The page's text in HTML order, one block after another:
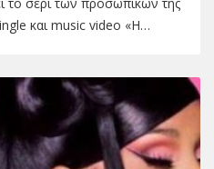
και music video «Η…